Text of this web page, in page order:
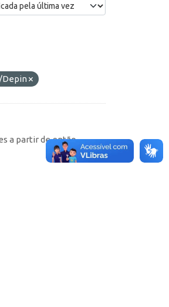
Depin
a partir de então